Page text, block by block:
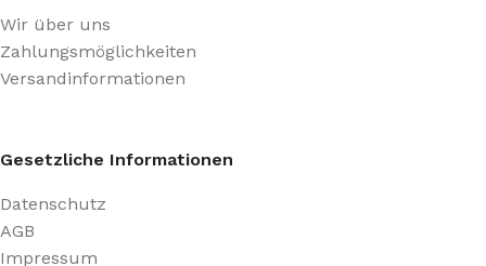
Wir über uns
Zahlungsmöglichkeiten
Versandinformationen
Gesetzliche Informationen
Datenschutz
AGB
Impressum